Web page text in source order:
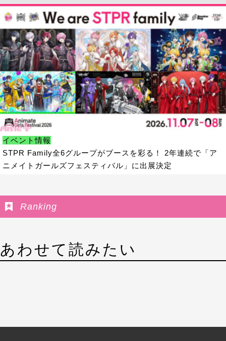
イベント情報
STPR Family全6グループがブースを彩る！ 2年連続で「ア
ニメイトガールズフェスティバル」に出展決定
Ranking
あわせて読みたい